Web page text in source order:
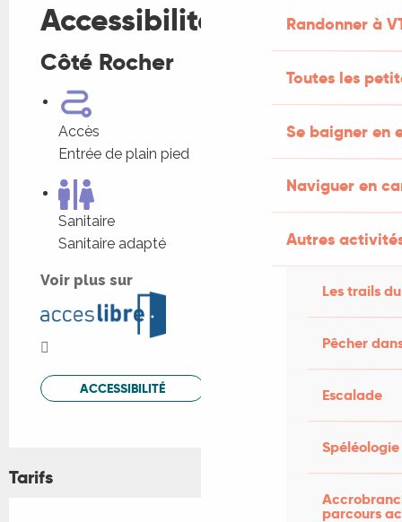
Randonner à
Toutes les
Se baigner en
Naviguer en
Autres
Les trails
Pêcher
Escalade
Spéléologie
parcours
Accessibilité
Côté Rocher
Accès
Entrée de plain pied
Sanitaire
Sanitaire adapté
Voir plus sur
ACCESSIBILITÉ
Tarifs